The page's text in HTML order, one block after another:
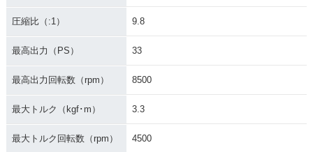
圧縮比（:1） 9.8
最高出力（PS） 33
最高出力回転数（rpm） 8500
最大トルク（kgf･m） 3.3
最大トルク回転数（rpm） 4500